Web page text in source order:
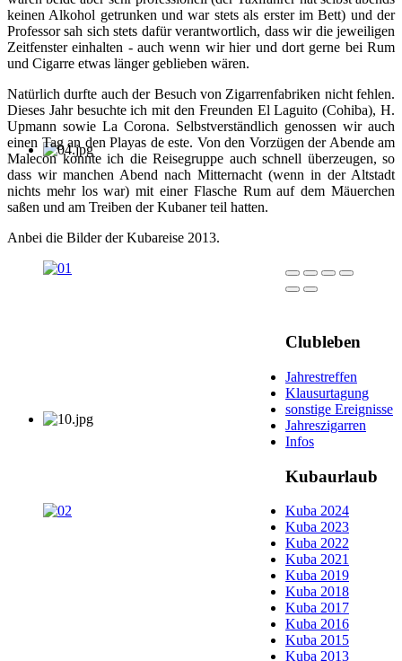
keinen Alkohol getrunken und war stets als erster im Bett) und der
Professor sah sich stets dafür verantwortlich, dass wir die jeweiligen
Zeitfenster einhalten - auch wenn wir hier und dort gerne bei Rum
und Cigarre etwas länger geblieben wären.
Natürlich durfte auch der Besuch von Zigarrenfabriken nicht fehlen.
Dieses Jahr besuchte ich mit den Freunden El Laguito (Cohiba), H.
Upmann sowie La Corona. Selbstverständlich genossen wir auch
einen Tag an den Playas de este. Von den Vorzügen der Abende am
Malecon konnte ich die Reisegruppe auch schnell überzeugen, so
dass wir manchen Abend nach Mitternacht (wenn in der Altstadt
nichts mehr los war) mit einer Flasche Rum auf dem Mäuerchen
saßen und am Treiben der Kubaner teil hatten.
Anbei die Bilder der Kubareise 2013.
Clubleben
Jahrestreffen
Klausurtagung
sonstige Ereignisse
Jahreszigarren
Infos
Kubaurlaub
Kuba 2024
Kuba 2023
Kuba 2022
Kuba 2021
Kuba 2019
Kuba 2018
Kuba 2017
Kuba 2016
Kuba 2015
Kuba 2013